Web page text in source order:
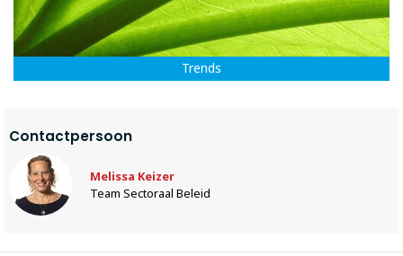
Trends
Contactpersoon
Melissa Keizer
Team Sectoraal Beleid